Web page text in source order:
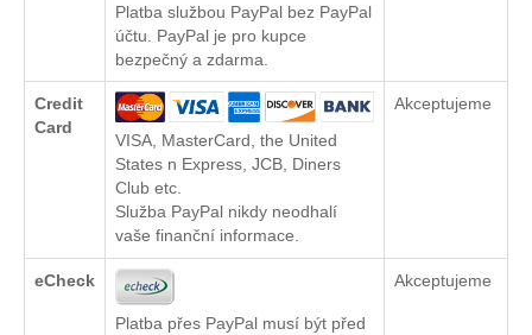
Platba službou PayPal bez PayPal
účtu. PayPal je pro kupce
bezpečný a zdarma.
Credit
Card
VISA, MasterCard, the United
States n Express, JCB, Diners
Club etc.
Služba PayPal nikdy neodhalí
vaše finanční informace.
Akceptujeme
eCheck
Platba přes PayPal musí být před
Akceptujeme